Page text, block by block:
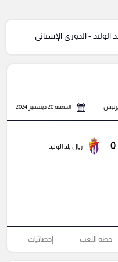
الوليد - الدوري الإسباني
الجمعة 20 ديسمبر 2024
0 ريال بلد الوليد
خطة اللعب إحصائيات